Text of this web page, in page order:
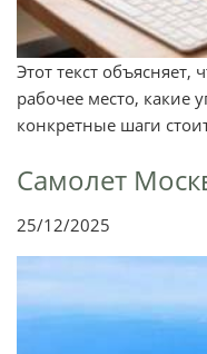
Этот текст объясняет,
рабочее место, какие
конкретные шаги
Самолет
25/12/2025